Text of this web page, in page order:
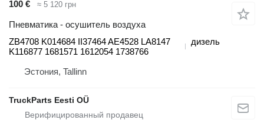
100 € ≈ 5 120 грн
Пневматика - осушитель воздуха
ZB4708 K014684 II37464 AE4528 LA8147
K116877 1681571 1612054 1738766
дизель
Эстония, Tallinn
TruckParts Eesti OÜ